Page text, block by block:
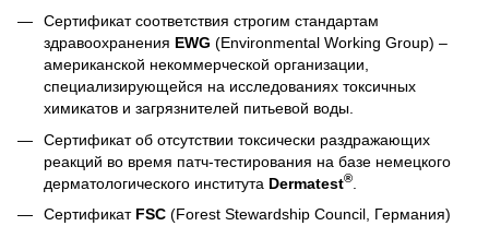
Сертификат соответствия строгим стандартам
здравоохранения EWG (Environmental Working Group) –
американской некоммерческой организации,
специализирующейся на исследованиях токсичных
химикатов и загрязнителей питьевой воды.
Сертификат об отсутствии токсически раздражающих
реакций во время патч-тестирования на базе немецкого
дерматологического института Dermatest®
Сертификат FSC (Forest Stewardship Council, Германия)